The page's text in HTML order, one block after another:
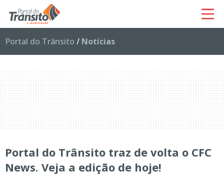
Portal do Trânsito / Notícias
Portal do Trânsito traz de volta o CFC
News. Veja a edição de hoje!